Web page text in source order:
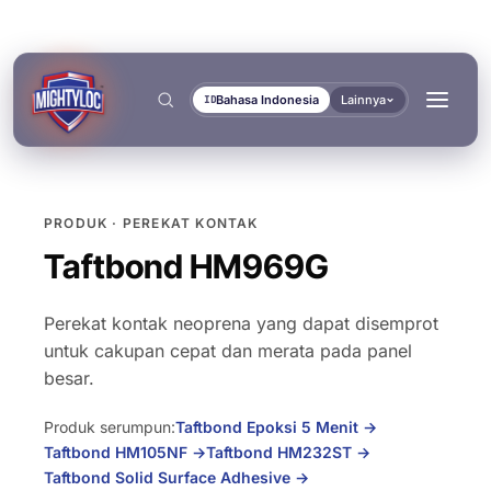
IDBahasa Indonesia Lainnya
→
BANGUN & FABRIKASI
TRANSPORTASI &
KELAUTAN
DOKUMEN ALAT
Cari→
PRODUK · PEREKAT KONTAK
Taftbond HM969G
Perekat kontak neoprena yang dapat disemprot
untuk cakupan cepat dan merata pada panel
besar.
Produk serumpun:Taftbond Epoksi 5 Menit →
Taftbond HM105NF →Taftbond HM232ST →
Taftbond Solid Surface Adhesive →